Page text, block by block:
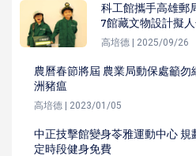
科工館攜手高雄郵
7館藏文物設計擬
高培德 | 2025/09/26
農曆春節將屆 農業局動保處籲
洲豬瘟
高培德 | 2023/01/05
中正技擊館變身苓雅運動中心
定時段健身免費